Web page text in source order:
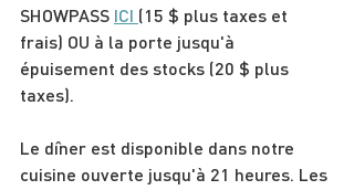
SHOWPASS ICI (15 $ plus taxes et
frais) OU à la porte jusqu'à
épuisement des stocks (20 $ plus
taxes).
Le dîner est disponible dans notre
cuisine ouverte jusqu'à 21 heures. Les